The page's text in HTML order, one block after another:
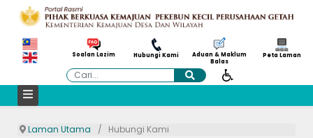
Soalan Lazim Hubungi Kami
Aduan & Maklum
Balas
Peta Laman
Cari
Laman Utama Hubungi Kami